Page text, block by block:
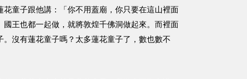
童子跟他講：「你不用蓋廟，你只要在這山裡面
王也都一起做，就將敦煌千佛洞做起來。而裡面
沒有蓮花童子嗎？太多蓮花童子了，數也數不